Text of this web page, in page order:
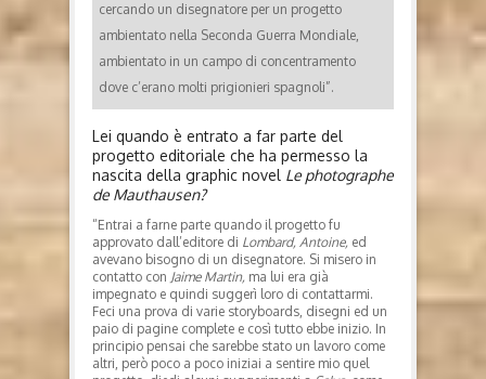
cercando un disegnatore per un progetto
ambientato nella Seconda Guerra Mondiale,
ambientato in un campo di concentramento
dove c’erano molti prigionieri spagnoli”.
Lei quando è entrato a far parte del
progetto editoriale che ha permesso la
nascita della graphic novel Le photographe
de Mauthausen?
“Entrai a farne parte quando il progetto fu
approvato dall’editore di Lombard, Antoine, ed
avevano bisogno di un disegnatore. Si misero in
contatto con Jaime Martin, ma lui era già
impegnato e quindi suggerì loro di contattarmi.
Feci una prova di varie storyboards, disegni ed un
paio di pagine complete e così tutto ebbe inizio. In
principio pensai che sarebbe stato un lavoro come
altri, però poco a poco iniziai a sentire mio quel